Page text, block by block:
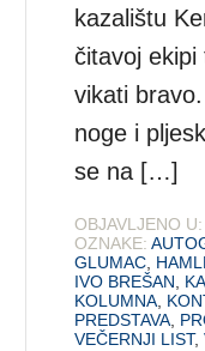
kazalištu
čitavoj ekipi
vikati
noge i
se na […]
OBJAVLJENO U:
OZNAKE:
GLUMAC,
IVO BREŠAN,
KOLUMNA,
PREDSTAVA,
VEČERNJI LIST,